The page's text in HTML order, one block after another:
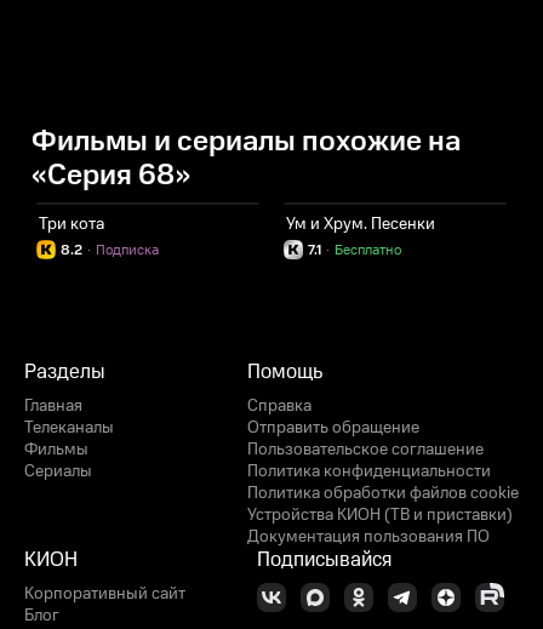
Фильмы и сериалы похожие на
«Серия 68»
Три кота
8.2 Подписка
·
Ум и Хрум. Песенки
7.1 Бесплатно
·
Разделы
Главная
Телеканалы
Фильмы
Сериалы
Помощь
Справка
Отправить обращение
Пользовательское соглашение
Политика конфиденциальности
Политика обработки файлов cookie
Устройства КИОН (ТВ и приставки)
Документация пользования ПО
КИОН
Корпоративный сайт
Блог
Подписывайся